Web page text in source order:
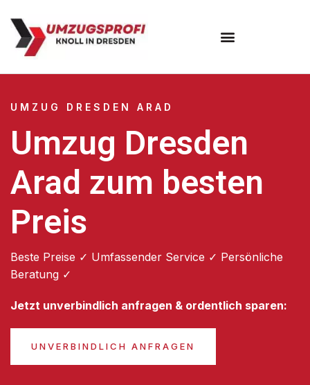
UMZUG DRESDEN ARAD
Umzug Dresden
Arad zum besten
Preis
Beste Preise ✓ Umfassender Service ✓ Persönliche
Beratung ✓
Jetzt unverbindlich anfragen & ordentlich sparen:
UNVERBINDLICH ANFRAGEN